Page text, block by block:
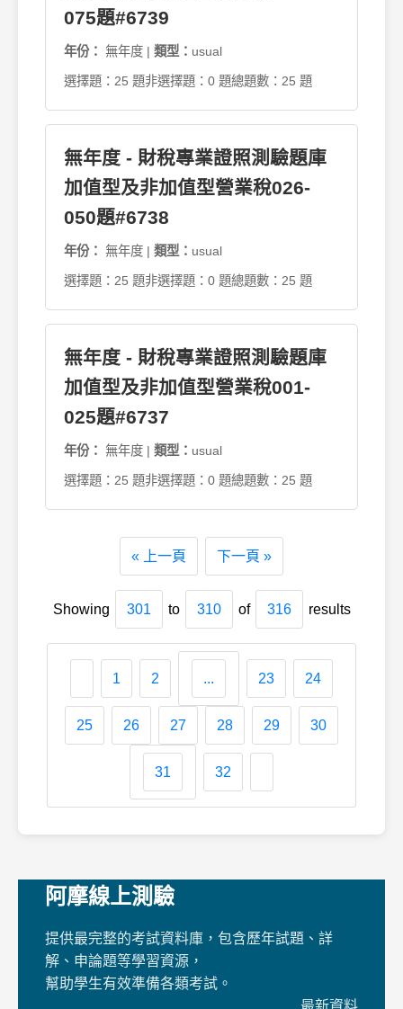
075題#6739
年份： 無年度 | 類型： usual
選擇題：25 題非選擇題：0 題總題數：25 題
無年度 - 財稅專業證照測驗題庫
加值型及非加值型營業稅026-
050題#6738
年份： 無年度 | 類型： usual
選擇題：25 題非選擇題：0 題總題數：25 題
無年度 - 財稅專業證照測驗題庫
加值型及非加值型營業稅001-
025題#6737
年份： 無年度 | 類型： usual
選擇題：25 題非選擇題：0 題總題數：25 題
« 上一頁 下一頁 »
Showing 301 to 310 of 316 results
1 2 ... 23 24
25 26 27 28 29 30
31 32
阿摩線上測驗
提供最完整的考試資料庫，包含歷年試題、詳
解、申論題等學習資源，
幫助學生有效準備各類考試。
最新資料